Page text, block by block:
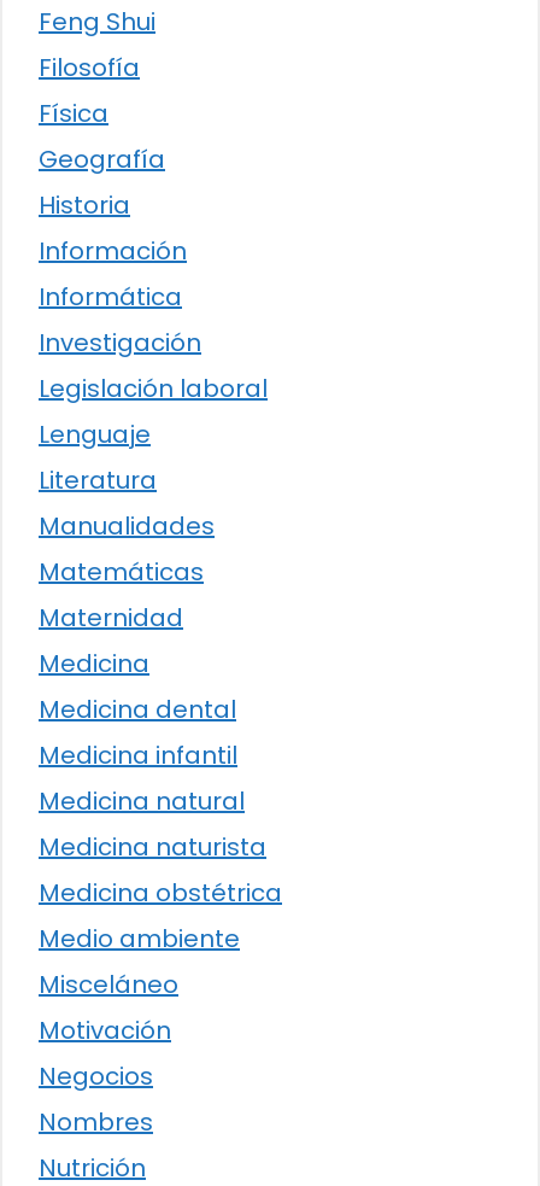
Feng Shui
Filosofía
Física
Geografía
Historia
Información
Informática
Investigación
Legislación laboral
Lenguaje
Literatura
Manualidades
Matemáticas
Maternidad
Medicina
Medicina dental
Medicina infantil
Medicina natural
Medicina naturista
Medicina obstétrica
Medio ambiente
Misceláneo
Motivación
Negocios
Nombres
Nutrición